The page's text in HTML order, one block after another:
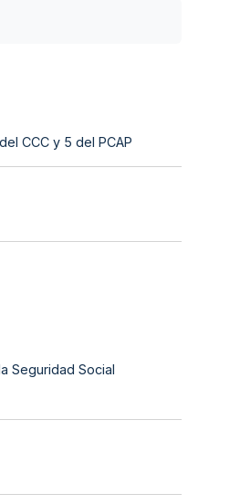
CCC y 5 del PCAP
Seguridad Social